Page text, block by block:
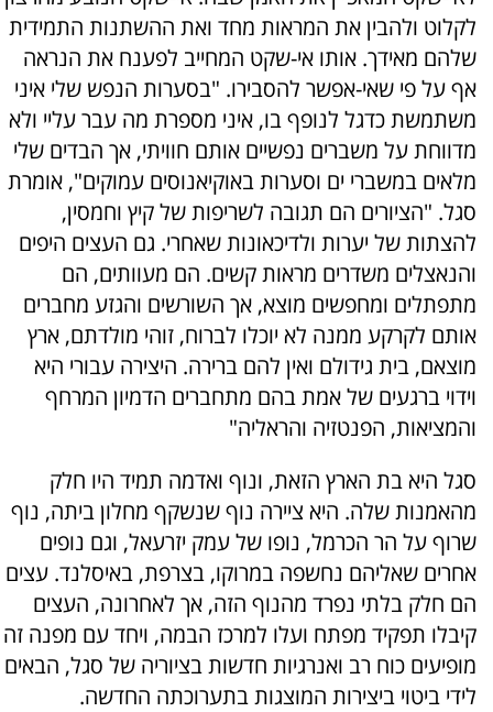
לקלוט ולהבין את המראות מחד ואת ההשתנות התמידית
שלהם מאידך. אותו אי-שקט המחייב לפענח את הנראה
אף על פי שאי-אפשר להסבירו. "בסערות הנפש שלי איני
משתמשת כדגל לנופף בו, איני מספרת מה עבר עליי ולא
מדווחת על משברים נפשיים אותם חוויתי, אך הבדים שלי
מלאים במשברי ים וסערות באוקיאנוסים עמוקים", אומרת
סגל. "הציורים הם תגובה לשריפות של קיץ וחמסין,
להצתות של יערות ולדיכאונות שאחרי. גם העצים היפים
והנאצלים משדרים מראות קשים. הם מעוותים, הם
מתפתלים ומחפשים מוצא, אך השורשים והגזע מחברים
אותם לקרקע ממנה לא יוכלו לברוח, זוהי מולדתם, ארץ
מוצאם, בית גידולם ואין להם ברירה. היצירה עבורי היא
וידוי ברגעים של אמת בהם מתחברים הדמיון המרחף
והמציאות, הפנטזיה והראליה"
סגל היא בת הארץ הזאת, ונוף ואדמה תמיד היו חלק
מהאמנות שלה. היא ציירה נוף שנשקף מחלון ביתה, נוף
שרוף על הר הכרמל, נופו של עמק יזרעאל, וגם נופים
אחרים שאליהם נחשפה במרוקו, בצרפת, באיסלנד. עצים
הם חלק בלתי נפרד מהנוף הזה, אך לאחרונה, העצים
קיבלו תפקיד מפתח ועלו למרכז הבמה, ויחד עם מפנה זה
מופיעים כוח רב ואנרגיות חדשות בציוריה של סגל, הבאים
לידי ביטוי ביצירות המוצגות בתערוכתה החדשה.